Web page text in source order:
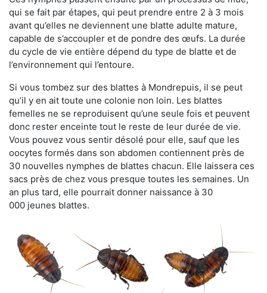
qui se fait par étapes, qui peut prendre entre 2 à 3 mois
avant qu’elles ne deviennent une blatte adulte mature,
capable de s’accoupler et de pondre des œufs. La durée
du cycle de vie entière dépend du type de blatte et de
l’environnement qui l’entoure.
Si vous tombez sur des blattes à Mondrepuis, il se peut
qu’il y en ait toute une colonie non loin. Les blattes
femelles ne se reproduisent qu’une seule fois et peuvent
donc rester enceinte tout le reste de leur durée de vie.
Vous pouvez vous sentir désolé pour elle, sauf que les
oocytes formés dans son abdomen contiennent près de
30 nouvelles nymphes de blattes chacun. Elle laissera ces
sacs près de chez vous presque toutes les semaines. Un
an plus tard, elle pourrait donner naissance à 30
000 jeunes blattes.